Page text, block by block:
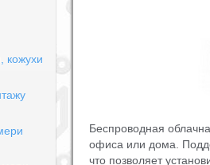
Беспроводная
офиса или дома.
что позволяет
кожухи